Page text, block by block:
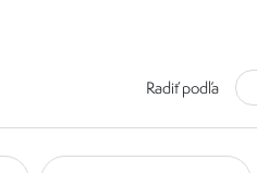
Radiť podľa